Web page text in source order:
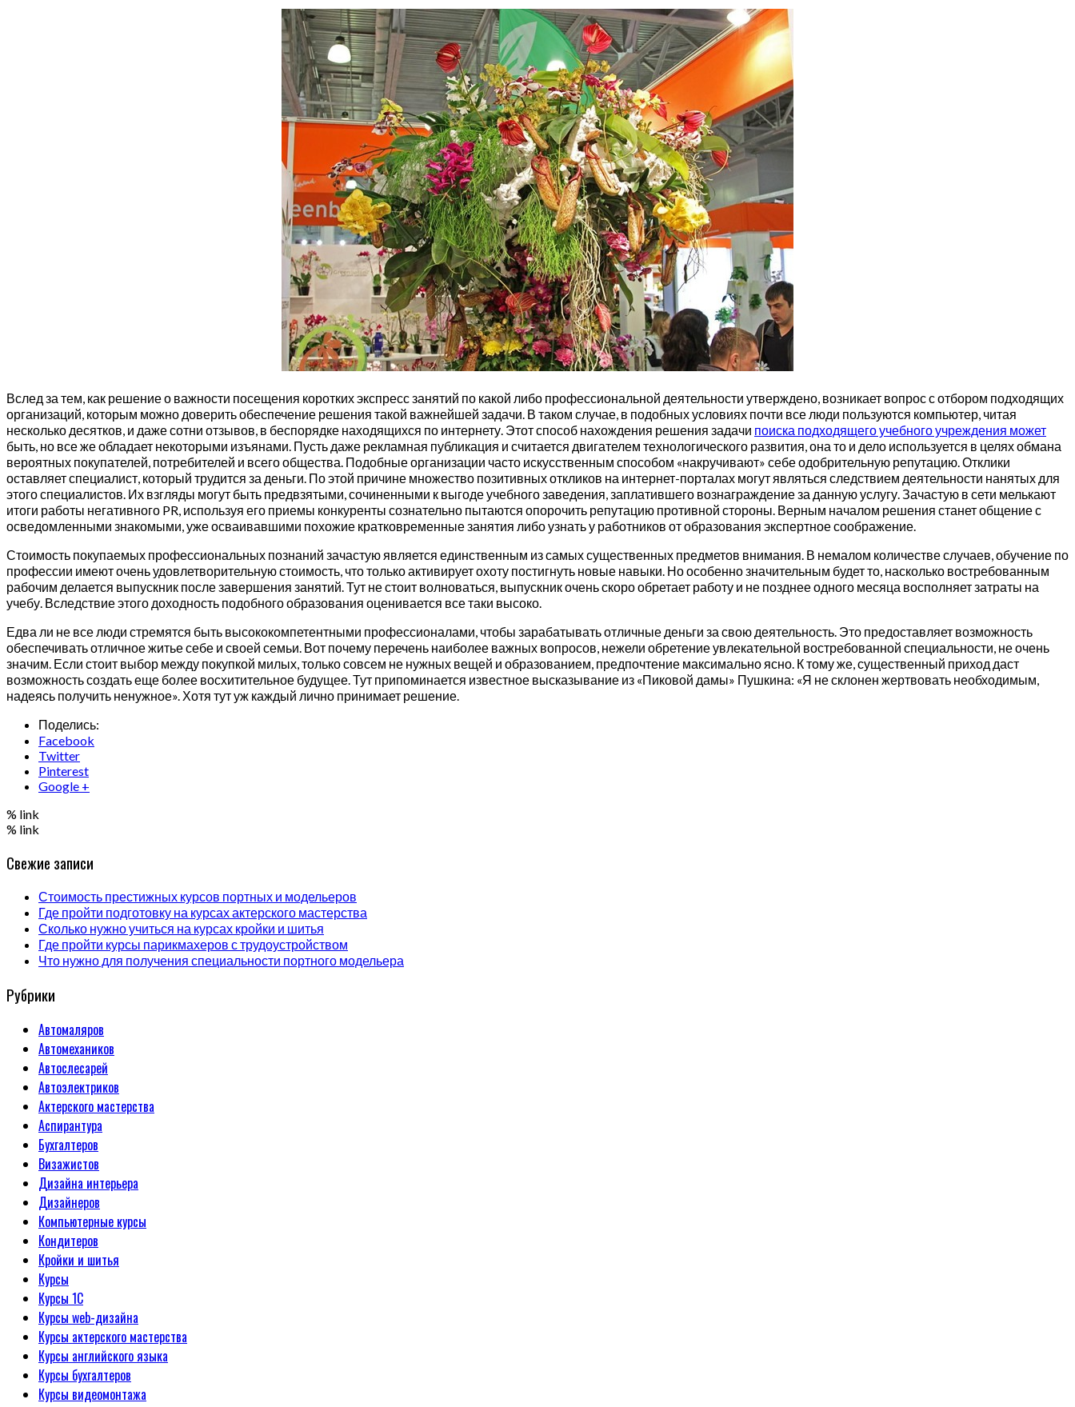
Вслед за тем, как решение о важности посещения коротких экспресс занятий по какой либо профессиональной деятельности утверждено, возникает вопрос с отбором подходящих
организаций, которым можно доверить обеспечение решения такой важнейшей задачи. В таком случае, в подобных условиях почти все люди пользуются компьютер, читая
несколько десятков, и даже сотни отзывов, в беспорядке находящихся по интернету. Этот способ нахождения решения задачи поиска подходящего учебного учреждения может
быть, но все же обладает некоторыми изъянами. Пусть даже рекламная публикация и считается двигателем технологического развития, она то и дело используется в целях обмана
вероятных покупателей, потребителей и всего общества. Подобные организации часто искусственным способом «накручивают» себе одобрительную репутацию. Отклики
оставляет специалист, который трудится за деньги. По этой причине множество позитивных откликов на интернет-порталах могут являться следствием деятельности нанятых для
этого специалистов. Их взгляды могут быть предвзятыми, сочиненными к выгоде учебного заведения, заплатившего вознаграждение за данную услугу. Зачастую в сети мелькают
итоги работы негативного PR, используя его приемы конкуренты сознательно пытаются опорочить репутацию противной стороны. Верным началом решения станет общение с
осведомленными знакомыми, уже осваивавшими похожие кратковременные занятия либо узнать у работников от образования экспертное соображение.
Стоимость покупаемых профессиональных познаний зачастую является единственным из самых существенных предметов внимания. В немалом количестве случаев, обучение по
профессии имеют очень удовлетворительную стоимость, что только активирует охоту постигнуть новые навыки. Но особенно значительным будет то, насколько востребованным
рабочим делается выпускник после завершения занятий. Тут не стоит волноваться, выпускник очень скоро обретает работу и не позднее одного месяца восполняет затраты на
учебу. Вследствие этого доходность подобного образования оценивается все таки высоко.
Едва ли не все люди стремятся быть высококомпетентными профессионалами, чтобы зарабатывать отличные деньги за свою деятельность. Это предоставляет возможность
обеспечивать отличное житье себе и своей семьи. Вот почему перечень наиболее важных вопросов, нежели обретение увлекательной востребованной специальности, не очень
значим. Если стоит выбор между покупкой милых, только совсем не нужных вещей и образованием, предпочтение максимально ясно. К тому же, существенный приход даст
возможность создать еще более восхитительное будущее. Тут припоминается известное высказывание из «Пиковой дамы» Пушкина: «Я не склонен жертвовать необходимым,
надеясь получить ненужное». Хотя тут уж каждый лично принимает решение.
Поделись:
Facebook
Twitter
Pinterest
Google +
% link
% link
Свежие записи
Стоимость престижных курсов портных и модельеров
Где пройти подготовку на курсах актерского мастерства
Сколько нужно учиться на курсах кройки и шитья
Где пройти курсы парикмахеров с трудоустройством
Что нужно для получения специальности портного модельера
Рубрики
Автомаляров
Автомехаников
Автослесарей
Автоэлектриков
Актерского мастерства
Аспирантура
Бухгалтеров
Визажистов
Дизайна интерьера
Дизайнеров
Компьютерные курсы
Кондитеров
Кройки и шитья
Курсы
Курсы 1С
Курсы web-дизайна
Курсы актерского мастерства
Курсы английского языка
Курсы бухгалтеров
Курсы видеомонтажа